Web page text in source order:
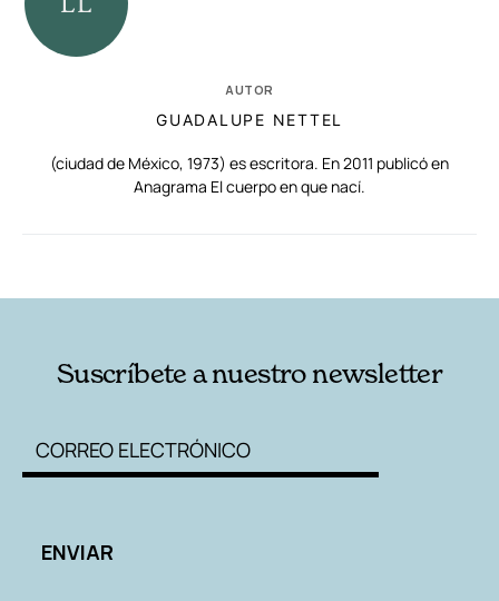
AUTOR
GUADALUPE NETTEL
(ciudad de México, 1973) es escritora. En 2011 publicó en
Anagrama El cuerpo en que nací.
Suscríbete a nuestro newsletter